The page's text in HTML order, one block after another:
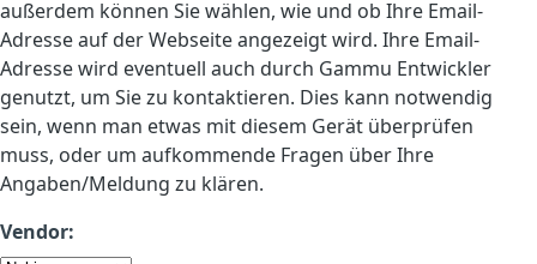
außerdem können Sie wählen, wie und ob Ihre Email-
Adresse auf der Webseite angezeigt wird. Ihre Email-
Adresse wird eventuell auch durch Gammu Entwickler
genutzt, um Sie zu kontaktieren. Dies kann notwendig
sein, wenn man etwas mit diesem Gerät überprüfen
muss, oder um aufkommende Fragen über Ihre
Angaben/Meldung zu klären.
Vendor: